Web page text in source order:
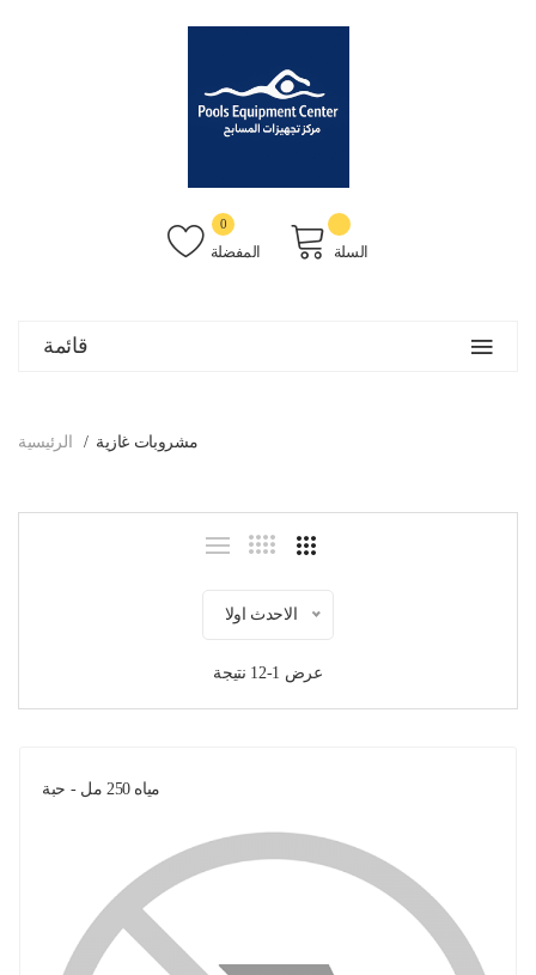
المفضلة
0
السلة
قائمة
الرئيسية مشروبات غازية
الاحدث اولا
عرض 1-12 نتيجة
مياه 250 مل - حبة